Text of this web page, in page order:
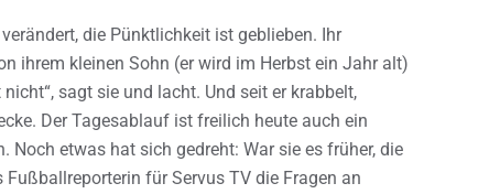
die Pünktlichkeit ist geblieben. Ihr
ihrem kleinen Sohn (er wird im Herbst ein Jahr alt)
sagt sie und lacht. Und seit er krabbelt,
Der Tagesablauf ist freilich heute auch ein
Noch etwas hat sich gedreht: War sie es früher, die
für Servus TV die Fragen an